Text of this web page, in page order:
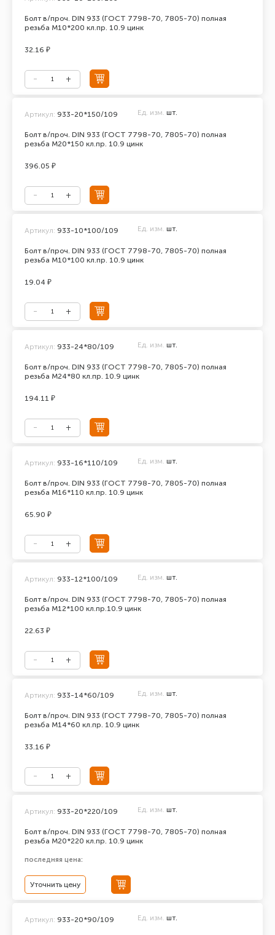
Болт в/проч. DIN 933 (ГОСТ 7798-70, 7805-70) полная
резьба М10*200 кл.пр. 10.9 цинк
32.16 ₽
Болт в/проч. DIN 933 (ГОСТ 7798-70, 7805-70) полная
резьба М20*150 кл.пр. 10.9 цинк
Артикул: 933-20*150/109 Ед. изм. шт.
396.05 ₽
Болт в/проч. DIN 933 (ГОСТ 7798-70, 7805-70) полная
резьба М10*100 кл.пр. 10.9 цинк
Артикул: 933-10*100/109 Ед. изм. шт.
19.04 ₽
Болт в/проч. DIN 933 (ГОСТ 7798-70, 7805-70) полная
резьба М24*80 кл.пр. 10.9 цинк
Артикул: 933-24*80/109 Ед. изм. шт.
194.11 ₽
Болт в/проч. DIN 933 (ГОСТ 7798-70, 7805-70) полная
резьба М16*110 кл.пр. 10.9 цинк
Артикул: 933-16*110/109 Ед. изм. шт.
65.90 ₽
Болт в/проч. DIN 933 (ГОСТ 7798-70, 7805-70) полная
резьба М12*100 кл.пр.10.9 цинк
Артикул: 933-12*100/109 Ед. изм. шт.
22.63 ₽
Болт в/проч. DIN 933 (ГОСТ 7798-70, 7805-70) полная
резьба М14*60 кл.пр. 10.9 цинк
Артикул: 933-14*60/109 Ед. изм. шт.
33.16 ₽
Болт в/проч. DIN 933 (ГОСТ 7798-70, 7805-70) полная
резьба М20*220 кл.пр. 10.9 цинк
Артикул: 933-20*220/109 Ед. изм. шт.
последняя цена:
Уточнить цену
Артикул: 933-20*90/109 Ед. изм. шт.